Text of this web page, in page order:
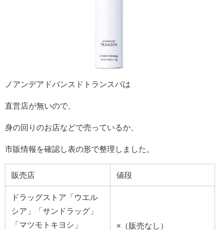
ノアンデアドバンスドトランスパは
直営店が無いので、
身の回りのお店などで売っているか、
市販情報を確認し表の形で整理しました。
販売店 値段
ドラッグストア「ウエル
シア」「サンドラッグ」
「マツモトキヨシ」
×（販売なし）